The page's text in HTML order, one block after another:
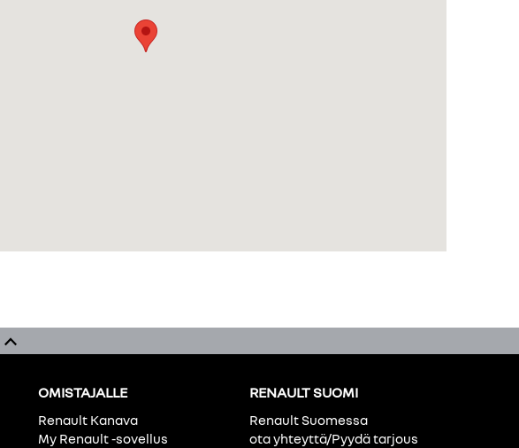
OMISTAJALLE
Renault Kanava
My Renault -sovellus
RENAULT SUOMI
Renault Suomessa
ota yhteyttä/Pyydä tarjous